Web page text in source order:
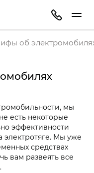
об
мы
есть некоторые
эффективности
электротяге. Мы уже
средствах
вам развеять все